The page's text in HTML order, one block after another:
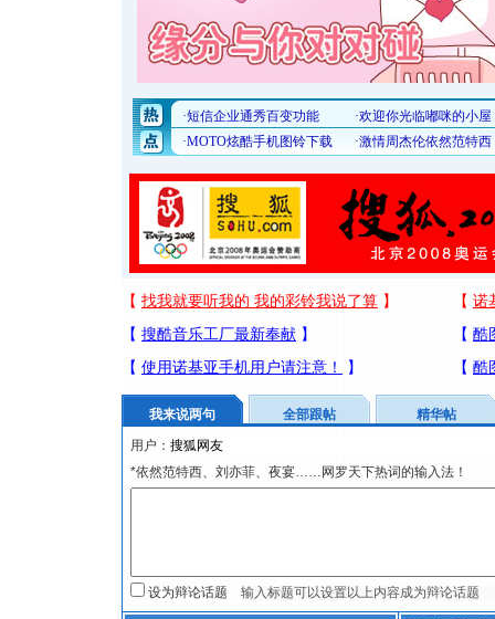
我来说两句 全部跟帖
精华帖
用户：
*依然范特西、刘亦菲、夜宴……网罗天下热词的输入法！
设为辩论话题